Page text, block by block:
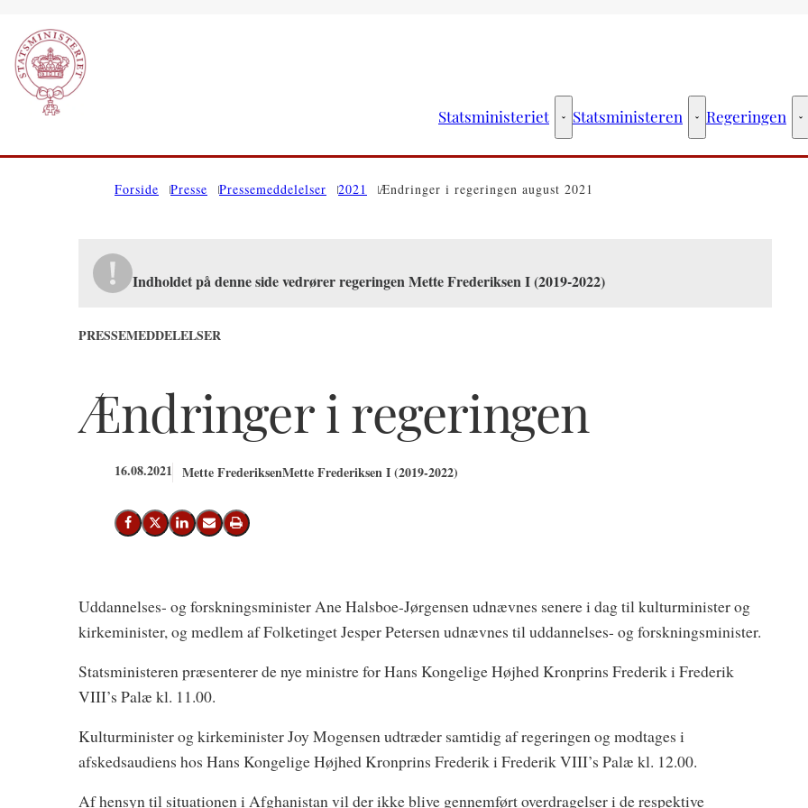
Statsministeriet Statsministeriet - Flere links
Statsministeren Statsministeren -
Regeringen
Forside Presse Pressemeddelelser 2021 Ændringer i regeringen august 2021
Indholdet på denne side vedrører regeringen Mette Frederiksen I (2019-2022)
PRESSEMEDDELELSER
Ændringer i regeringen
16.08.2021 Mette FrederiksenMette Frederiksen I (2019-2022)
Del på Facebook
Del på X (Twitter)
Del på LinkedIn
Send email
Print
Uddannelses- og forskningsminister Ane Halsboe-Jørgensen udnævnes senere i dag til kulturminister og
kirkeminister, og medlem af Folketinget Jesper Petersen udnævnes til uddannelses- og forskningsminister.
Statsministeren præsenterer de nye ministre for Hans Kongelige Højhed Kronprins Frederik i Frederik
VIII’s Palæ kl. 11.00.
Kulturminister og kirkeminister Joy Mogensen udtræder samtidig af regeringen og modtages i
afskedsaudiens hos Hans Kongelige Højhed Kronprins Frederik i Frederik VIII’s Palæ kl. 12.00.
Af hensyn til situationen i Afghanistan vil der ikke blive gennemført overdragelser i de respektive